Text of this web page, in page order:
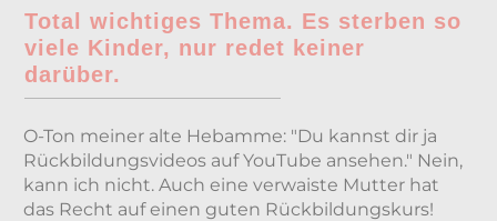
Total wichtiges Thema. Es sterben so
viele Kinder, nur redet keiner
darüber.
O-Ton meiner alte Hebamme: "Du kannst dir ja
Rückbildungsvideos auf YouTube ansehen." Nein,
kann ich nicht. Auch eine verwaiste Mutter hat
das Recht auf einen guten Rückbildungskurs!